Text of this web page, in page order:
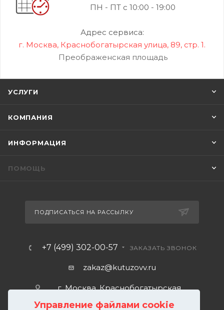
Управление файлами cookie
ПН - ПТ с 10:00 - 19:00
Адрес сервиса:
г. Москва, Краснобогатырская улица, 89, стр. 1.
Преображенская площадь
УСЛУГИ
КОМПАНИЯ
ИНФОРМАЦИЯ
ПОМОЩЬ
ПОДПИСАТЬСЯ НА РАССЫЛКУ
+7 (499) 302-00-57 ЗАКАЗАТЬ ЗВОНОК
zakaz@kutuzovv.ru
г. Москва, Краснобогатырская